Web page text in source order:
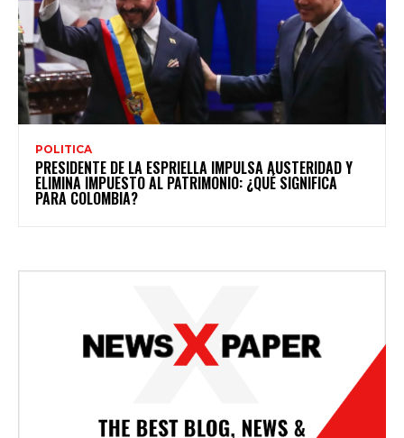
POLITICA
PRESIDENTE DE LA ESPRIELLA IMPULSA AUSTERIDAD Y
ELIMINA IMPUESTO AL PATRIMONIO: ¿QUÉ SIGNIFICA
PARA COLOMBIA?